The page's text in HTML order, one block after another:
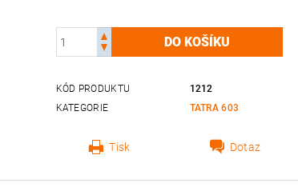
KÓD PRODUKTU
1212
KATEGORIE
TATRA 603
Tisk Dotaz